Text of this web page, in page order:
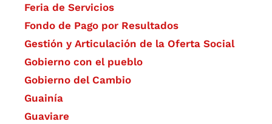
Feria de Servicios
Fondo de Pago por Resultados
Gestión y Articulación de la Oferta Social
Gobierno con el pueblo
Gobierno del Cambio
Guainía
Guaviare